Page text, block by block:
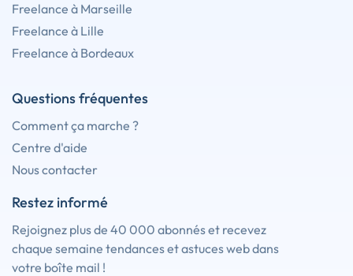
Freelance à Marseille
Freelance à Lille
Freelance à Bordeaux
Questions fréquentes
Comment ça marche ?
Centre d'aide
Nous contacter
Restez informé
Rejoignez plus de 40 000 abonnés et recevez
chaque semaine tendances et astuces web dans
votre boîte mail !